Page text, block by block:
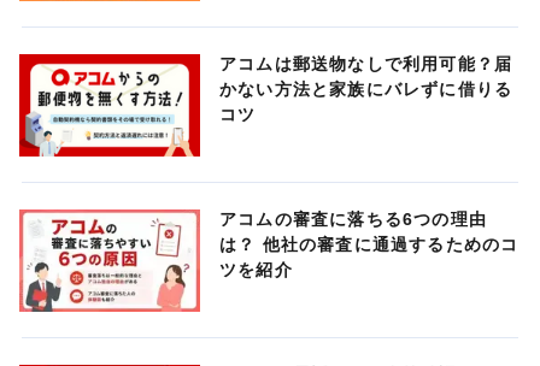
アコムは郵送物なしで利用可能？届
かない方法と家族にバレずに借りる
コツ
アコムの審査に落ちる6つの理由
は？ 他社の審査に通過するためのコ
ツを紹介